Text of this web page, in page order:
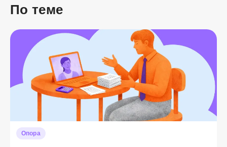
По теме
Опора